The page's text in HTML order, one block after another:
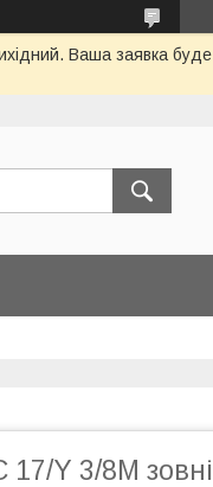
Ваша заявка
17/Y 3/8M